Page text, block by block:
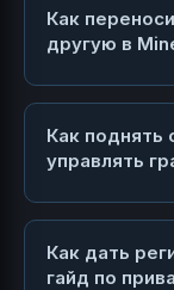
Как
другую в
Как поднять
управлять
Как дать
гайд по